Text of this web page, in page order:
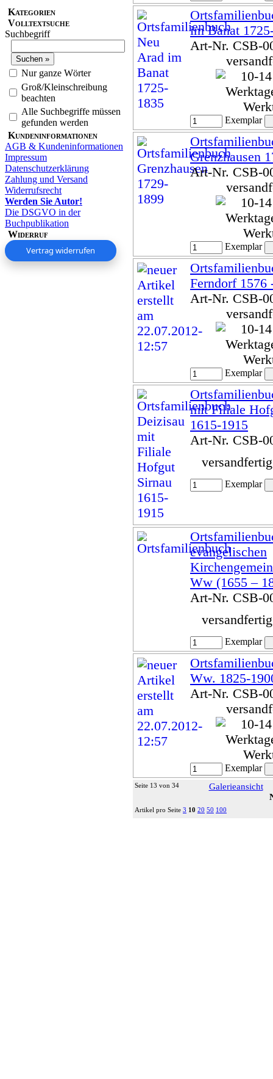
Kategorien
Volltextsuche
Suchbegriff
Nur ganze Wörter
Groß/Kleinschreibung
beachten
Alle Suchbegriffe müssen
gefunden werden
Kundeninformationen
AGB & Kundeninformationen
Impressum
Datenschutzerklärung
Zahlung und Versand
Widerrufsrecht
Werden Sie Autor!
Die DSGVO in der
Buchpublikation
Widerruf
Vertrag widerrufen
im Banat
Art-Nr. CSB-
Exemplar
Grenzhausen
Art-Nr. CSB-
Exemplar
Ferndorf 1576
Art-Nr. CSB-
Exemplar
mit Filiale
1615-1915
Art-Nr. CSB-
Exemplar
evangelischen
Ww (1655 –
Art-Nr. CSB-
Exemplar
Ww. 1825-
Art-Nr. CSB-
Exemplar
Seite 13 von 34
Galerieansicht
Artikel pro Seite 3 10 20 50 100